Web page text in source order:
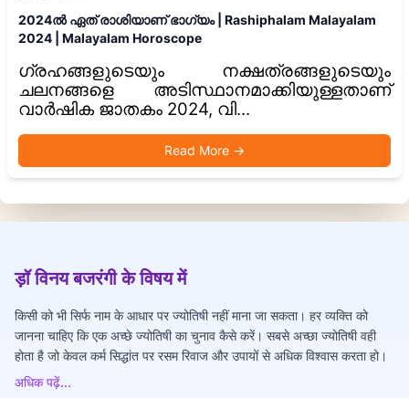
2024ൽ ഏത് രാശിയാണ് ഭാഗ്യം | Rashiphalam Malayalam
2024 | Malayalam Horoscope
ഗ്രഹങ്ങളുടെയും നക്ഷത്രങ്ങളുടെയും
ചലനങ്ങളെ അടിസ്ഥാനമാക്കിയുള്ളതാണ്
വാർഷിക ജാതകം 2024, വി...
Read More →
ड़ॉ विनय बजरंगी के विषय में
किसी को भी सिर्फ नाम के आधार पर ज्योतिषी नहीं माना जा सकता। हर व्यक्ति को
जानना चाहिए कि एक अच्छे ज्योतिषी का चुनाव कैसे करें। सबसे अच्छा ज्योतिषी वही
होता है जो केवल कर्म सिद्धांत पर रसम रिवाज और उपायों से अधिक विश्वास करता हो।
अधिक पढ़ें...